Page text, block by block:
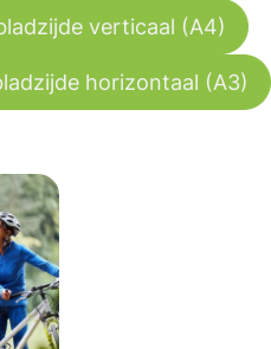
verticaal (A4)
horizontaal (A3)